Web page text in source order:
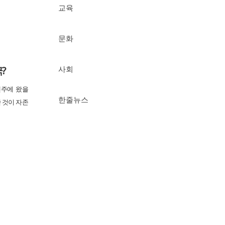
교육
문화
사회
한줄뉴스
에 왔을
것이 자존